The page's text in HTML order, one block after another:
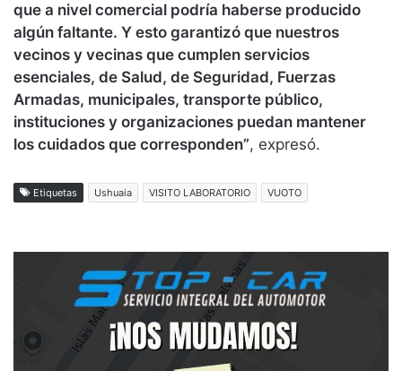
que a nivel comercial podría haberse producido
algún faltante. Y esto garantizó que nuestros
vecinos y vecinas que cumplen servicios
esenciales, de Salud, de Seguridad, Fuerzas
Armadas, municipales, transporte público,
instituciones y organizaciones puedan mantener
los cuidados que corresponden”, expresó.
Etiquetas Ushuaia VISITO LABORATORIO VUOTO